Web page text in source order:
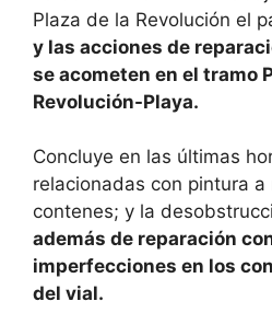
Plaza de la Revolución el
y las acciones de
se acometen en el tramo
Revolución-Playa.
Concluye en las últimas
relacionadas con pintura a
contenes; y la
además de reparación
imperfecciones en los
del vial.